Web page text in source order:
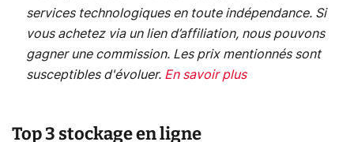
services technologiques en toute indépendance. Si
vous achetez via un lien d’affiliation, nous pouvons
gagner une commission. Les prix mentionnés sont
susceptibles d'évoluer. En savoir plus
Top 3 stockage en ligne